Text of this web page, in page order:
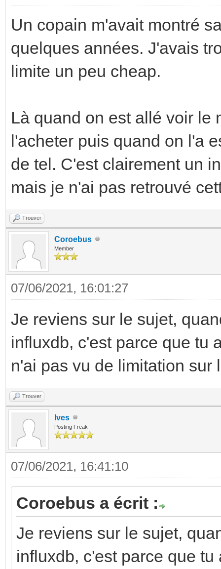
Un copain m'avait montré
quelques années. J'avais
limite un peu cheap.
Là quand on est allé voir le
l'acheter puis quand on l'a
de tel. C'est clairement un
mais je n'ai pas retrouvé
Trouver
Coroebus
Member
07/06/2021, 16:01:27
Je reviens sur le sujet,
influxdb, c'est parce que tu
n'ai pas vu de limitation sur
Trouver
Ives
Posting Freak
07/06/2021, 16:41:10
Coroebus a écrit :
Je reviens sur le sujet,
influxdb, c'est parce que